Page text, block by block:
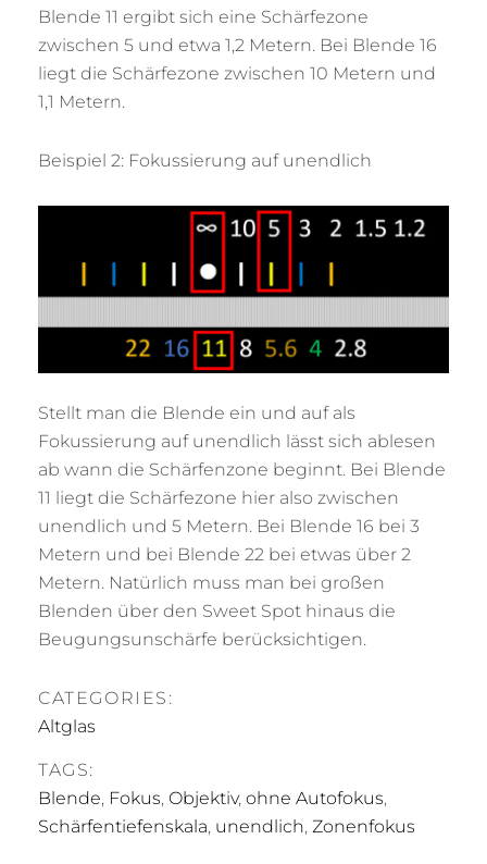
Blende 11 ergibt sich eine Schärfezone
zwischen 5 und etwa 1,2 Metern. Bei Blende 16
liegt die Schärfezone zwischen 10 Metern und
1,1 Metern.
Beispiel 2: Fokussierung auf unendlich
Stellt man die Blende ein und auf als
Fokussierung auf unendlich lässt sich ablesen
ab wann die Schärfenzone beginnt. Bei Blende
11 liegt die Schärfezone hier also zwischen
unendlich und 5 Metern. Bei Blende 16 bei 3
Metern und bei Blende 22 bei etwas über 2
Metern. Natürlich muss man bei großen
Blenden über den Sweet Spot hinaus die
Beugungsunschärfe berücksichtigen.
CATEGORIES:
Altglas
TAGS:
Blende, Fokus, Objektiv, ohne Autofokus,
Schärfentiefenskala, unendlich, Zonenfokus